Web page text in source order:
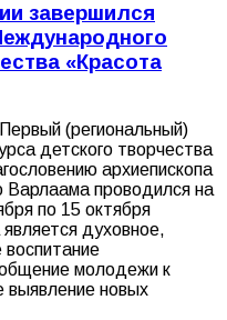
завершился
«Красота
(региональный)
детского творчества
архиепископа
Варлаама проводился на
по 15 октября
духовное,
воспитание
молодежи к
выявление новых